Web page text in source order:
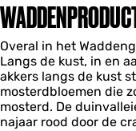
Overal in het
Langs de kust, in en
akkers langs de kust
mosterdbloemen die
mosterd. De
najaar rood door de